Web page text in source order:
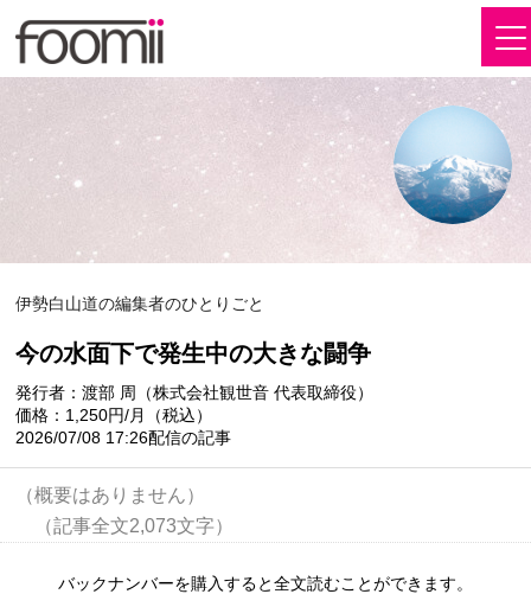
伊勢白山道の編集者のひとりごと
今の水面下で発生中の大きな闘争
発行者：渡部 周（株式会社観世音 代表取締役）
価格：1,250円/月（税込）
2026/07/08 17:26配信の記事
（概要はありません）
バックナンバーを購入すると全文読むことができます。